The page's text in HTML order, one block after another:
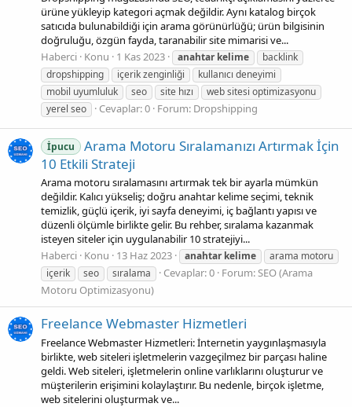
ürüne yükleyip kategori açmak değildir. Aynı katalog birçok
satıcıda bulunabildiği için arama görünürlüğü; ürün bilgisinin
doğruluğu, özgün fayda, taranabilir site mimarisi ve...
Haberci Konu 1 Kas 2023 anahtar kelime
backlink
dropshipping
içerik zenginliği
kullanıcı deneyimi
mobil uyumluluk
seo site hızı
web sitesi optimizasyonu
yerel seo
Cevaplar: 0 Forum: Dropshipping
İpucu
Arama Motoru Sıralamanızı Artırmak İçin
10 Etkili Strateji
Arama motoru sıralamasını artırmak tek bir ayarla mümkün
değildir. Kalıcı yükseliş; doğru anahtar kelime seçimi, teknik
temizlik, güçlü içerik, iyi sayfa deneyimi, iç bağlantı yapısı ve
düzenli ölçümle birlikte gelir. Bu rehber, sıralama kazanmak
isteyen siteler için uygulanabilir 10 stratejiyi...
Haberci Konu 13 Haz 2023 anahtar kelime
arama motoru
içerik
seo sıralama Cevaplar: 0 Forum:SEO (Arama
Motoru Optimizasyonu)
Freelance Webmaster Hizmetleri
Freelance Webmaster Hizmetleri: İnternetin yaygınlaşmasıyla
birlikte, web siteleri işletmelerin vazgeçilmez bir parçası haline
geldi. Web siteleri, işletmelerin online varlıklarını oluşturur ve
müşterilerin erişimini kolaylaştırır. Bu nedenle, birçok işletme,
web sitelerini oluşturmak ve...